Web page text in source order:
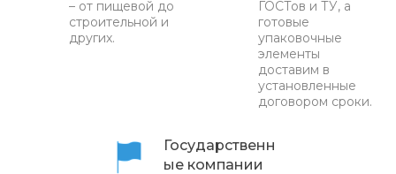
– от пищевой до
строительной и
других.
ГОСТов и ТУ, а
готовые
упаковочные
элементы
доставим в
установленные
договором сроки.
Государственн
ые компании